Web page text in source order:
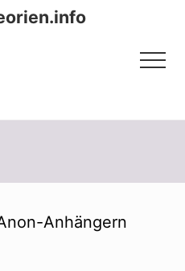
Menu
Anhängern